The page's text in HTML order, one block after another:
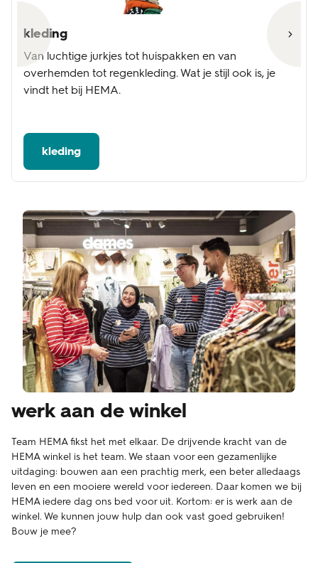
kleding
Van luchtige jurkjes tot huispakken en van
overhemden tot regenkleding. Wat je stijl ook is, je
vindt het bij HEMA.
kleding
werk aan de winkel
Team HEMA fikst het met elkaar. De drijvende kracht van de
HEMA winkel is het team. We staan voor een gezamenlijke
uitdaging: bouwen aan een prachtig merk, een beter alledaags
leven en een mooiere wereld voor iedereen. Daar komen we bij
HEMA iedere dag ons bed voor uit. Kortom: er is werk aan de
winkel. We kunnen jouw hulp dan ook vast goed gebruiken!
Bouw je mee?